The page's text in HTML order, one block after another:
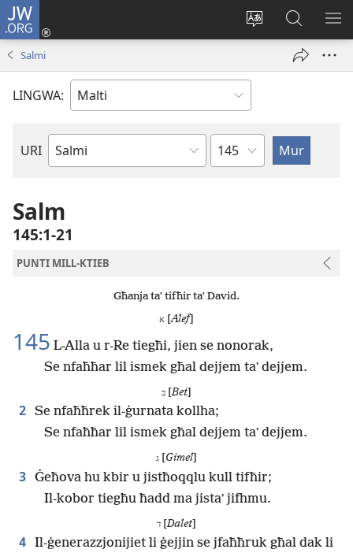
JW.ORG
Biddel
lingwa
Illoggja
(opens
Fittex
f’JW.ORG
Salmi
LINGWA:
URI
Ktieb
Kapitlu
Salm
145:1-21
PUNTI MILL-KTIEB
Għanja taʼ tifħir taʼ David.
א [Alef]
145 L-Alla u r-Re tiegħi, jien se nonorak,
Se nfaħħar lil ismek għal dejjem taʼ dejjem.
ב [Bet]
2 Se nfaħħrek il-ġurnata kollha;
Se nfaħħar lil ismek għal dejjem taʼ dejjem.
ג Gimel
3 Ġeħova hu kbir u jistħoqqlu kull tifħir;
Il-kobor tiegħu ħadd ma jistaʼ jifhmu.
ד [Dalet]
4 Il-ġenerazzjonijiet li ġejjin se jfaħħruk għal dak li